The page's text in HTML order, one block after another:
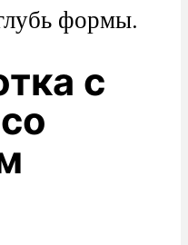
формы.
с